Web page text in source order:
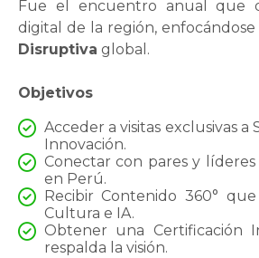
Fue el encuentro anual que
digital de la región, enfocándose
Disruptiva global.
Objetivos
Acceder a visitas exclusivas a
Innovación.
Conectar con pares y
en Perú.
Recibir Contenido 360°
Cultura e IA.
Obtener una Certificación
respalda la visión.